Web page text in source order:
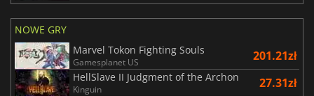
NOWE GRY
Marvel Tokon Fighting Souls
Gamesplanet US 201.21zł
HellSlave II Judgment of the Archon
Kinguin 27.31zł